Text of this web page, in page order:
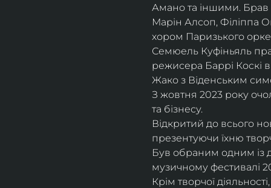
Амано та іншими. Брав
Марін Алсоп, Філіппа
хором Паризького
Семюель Куфіньяль
режисера Баррі Коскі
Жако з Віденським
З жовтня 2023 року
та бізнесу.
Відкритий до всього
презентуючи їхню
Був обраним одним із
музичному фестивалі
Крім творчої